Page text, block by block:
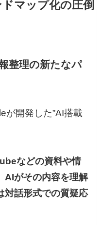
マップ化の圧倒
整理の新たなパ
が開発した”AI搭載
などの資料や情
AIがその内容を理解
対話形式での質疑応